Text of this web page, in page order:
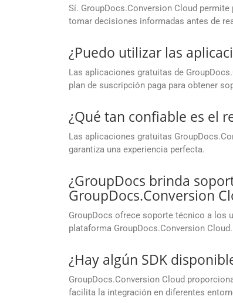
Sí. GroupDocs.Conversion Cloud
tomar decisiones informadas antes de
¿Puedo utilizar las
Las aplicaciones gratuitas de
plan de suscripción paga para obtener
¿Qué tan confiable es el
Las aplicaciones gratuitas
garantiza una experiencia perfecta.
¿GroupDocs brinda
GroupDocs.Conversion
GroupDocs ofrece soporte técnico a los
plataforma GroupDocs.Conversion Cloud.
¿Hay algún SDK
GroupDocs.Conversion Cloud
facilita la integración en diferentes